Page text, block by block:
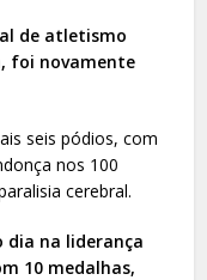
de atletismo
foi novamente
seis pódios, com
nos 100
cerebral.
dia na liderança
10 medalhas,